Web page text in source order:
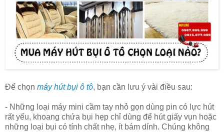
Để chọn máy hút bụi ô tô, bạn cần lưu ý vài điều sau:
- Những loại máy mini cầm tay nhỏ gọn dùng pin có lực hút
rất yếu, khoang chứa bụi hẹp chỉ dùng để hút giấy vụn hoặc
những loại bụi có tính chất nhẹ, ít bám dính. Chúng không